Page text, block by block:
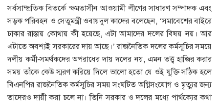
সর্বসাম্প্রতিক বিতর্কে ক্ষমতাসীন আওয়ামী লীগের সাধারণ সম্পাদক এবং
সড়ক পরিবহন ও সেতুমন্ত্রী ওবায়দুল কাদের বলেছেন, ‘সমাবেশের বাইরে
ঢাকার রাস্তায় কোথায় কী হয়েছে, এটা আমাদের দলের বিষয় নয়। আর
এটাতে অবশ্যই সরকারের দায় আছে।’ রাজনৈতিক দলের কর্মসূচির সময়ে
দলীয় কর্মী-সমর্থকদের অপরাধের দায় দলের নয়, এমন তত্ত্ব হাজির করার
সময় তাঁকে কেউ স্মরণ করিয়ে দিলে ভালো হতো যে ওই যুক্তি সঠিক হলে
বিএনপির রাজনৈতিক কর্মসূচির সময় সংঘটিত অগ্নিসংযোগ ও মৃত্যুর জন্য
তাদেরও দায়ী করা চলে না। তিনি সরকার ও দলের মধ্যে পার্থক্যের কথা